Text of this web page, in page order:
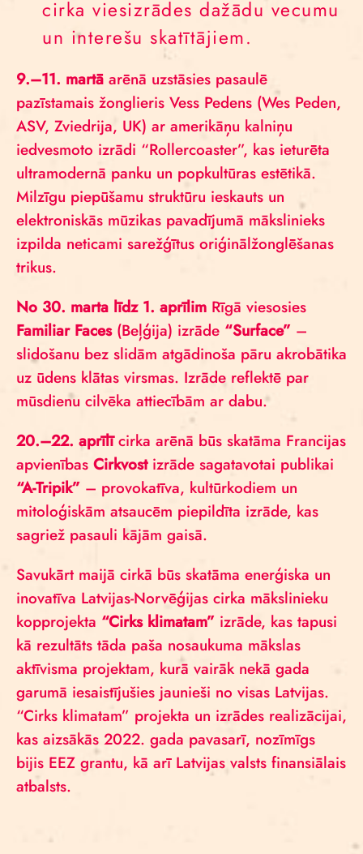
cirka viesizrādes dažādu vecumu
un interešu skatītājiem.
9.–11. martā arēnā uzstāsies pasaulē
pazīstamais žonglieris Vess Pedens (Wes Peden,
ASV, Zviedrija, UK) ar amerikāņu kalniņu
iedvesmoto izrādi “Rollercoaster”, kas ieturēta
ultramodernā panku un popkultūras estētikā.
Milzīgu piepūšamu struktūru ieskauts un
elektroniskās mūzikas pavadījumā mākslinieks
izpilda neticami sarežģītus oriģinālžonglēšanas
trikus.
No 30. marta līdz 1. aprīlim Rīgā viesosies
Familiar Faces(Beļģija) izrāde “Surface” –
slidošanu bez slidām atgādinoša pāru akrobātika
uz ūdens klātas virsmas. Izrāde reflektē par
mūsdienu cilvēka attiecībām ar dabu.
20.–22. aprīlīcirka arēnā būs skatāma Francijas
apvienības Cirkvostizrāde sagatavotai publikai
“A-Tripik” – provokatīva, kultūrkodiem un
mitoloģiskām atsaucēm piepildīta izrāde, kas
sagriež pasauli kājām gaisā.
Savukārt maijā cirkā būs skatāma enerģiska un
inovatīva Latvijas-Norvēģijas cirka mākslinieku
kopprojekta “Cirks klimatam” izrāde, kas tapusi
kā rezultāts tāda paša nosaukuma mākslas
aktīvisma projektam, kurā vairāk nekā gada
garumā iesaistījušies jaunieši no visas Latvijas.
“Cirks klimatam” projekta un izrādes realizācijai,
kas aizsākās 2022. gada pavasarī, nozīmīgs
bijis EEZ grantu, kā arī Latvijas valsts finansiālais
atbalsts.